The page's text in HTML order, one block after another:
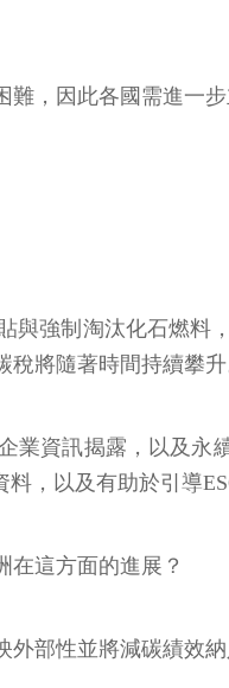
，因此各國需進一
強制淘汰化石燃
將隨著時間持續攀升
資訊揭露，以及
，以及有助於引導
在這方面的進展？
部性並將減碳績效納